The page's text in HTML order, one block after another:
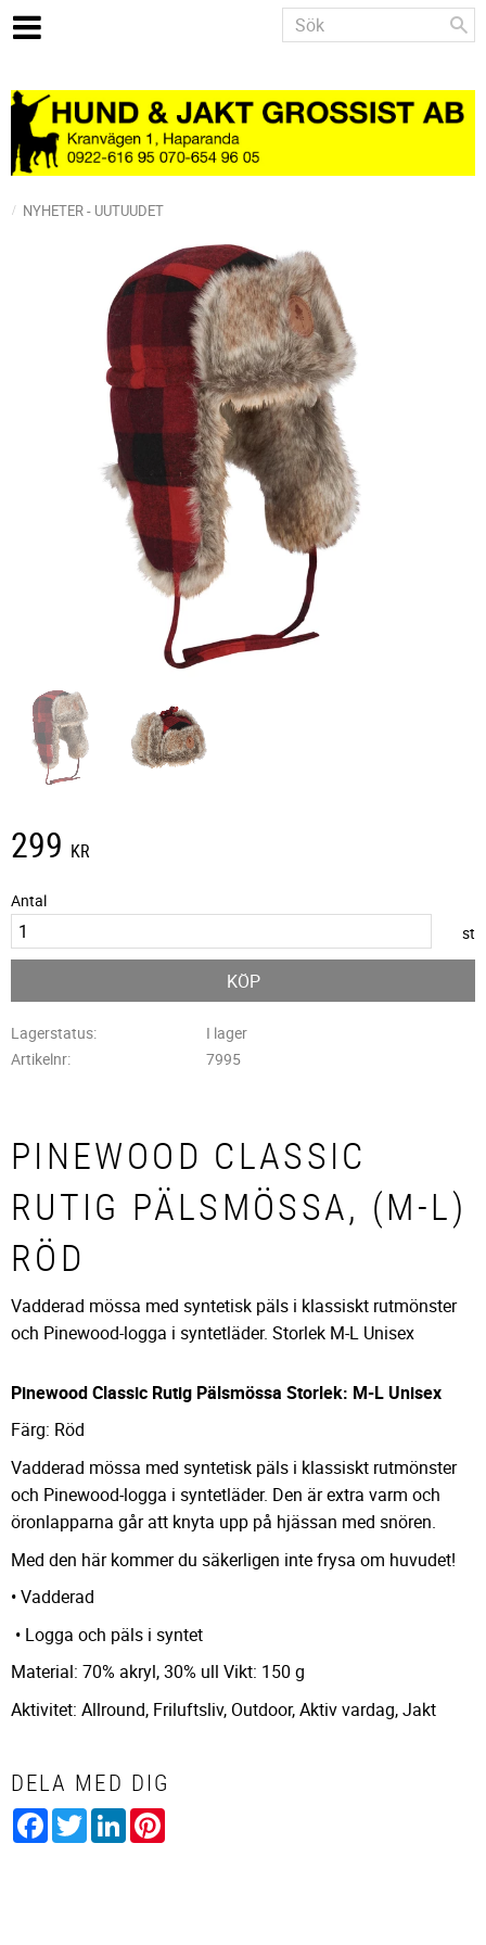
NYHETER - UUTUUDET
299 KR
Antal
st
KÖP
Lagerstatus
I lager
Artikelnr
7995
PINEWOOD CLASSIC
RUTIG PÄLSMÖSSA, (M-L)
RÖD
Vadderad mössa med syntetisk päls i klassiskt rutmönster
och Pinewood-logga i syntetläder. Storlek M-L Unisex
Pinewood Classic Rutig Pälsmössa Storlek: M-L Unisex
Färg: Röd
Vadderad mössa med syntetisk päls i klassiskt rutmönster
och Pinewood-logga i syntetläder. Den är extra varm och
öronlapparna går att knyta upp på hjässan med snören.
Med den här kommer du säkerligen inte frysa om huvudet!
• Vadderad
• Logga och päls i syntet
Material: 70% akryl, 30% ull Vikt: 150 g
Aktivitet: Allround, Friluftsliv, Outdoor, Aktiv vardag, Jakt
DELA MED DIG
Facebook
TwitterLinkedIn